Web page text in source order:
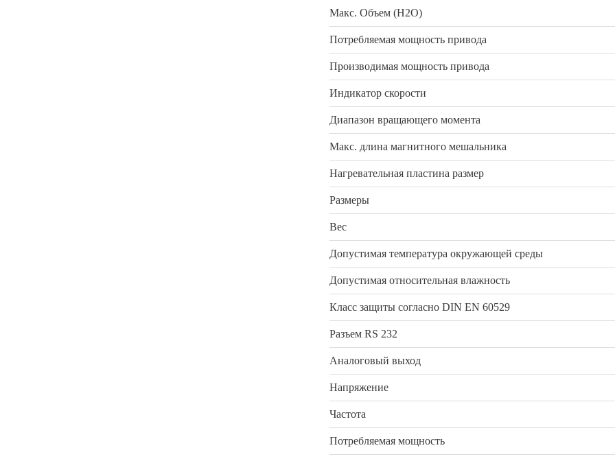
Макс. Объем (H2O)
Потребляемая мощность привода
Производимая мощность привода
Индикатор скорости
Диапазон вращающего момента
Макс. длина магнитного мешальника
Нагревательная пластина размер
Размеры
Вес
Допустимая температура окружающей среды
Допустимая относительная влажность
Класс защиты согласно DIN EN 60529
Разъем RS 232
Аналоговый выход
Напряжение
Частота
Потребляемая мощность